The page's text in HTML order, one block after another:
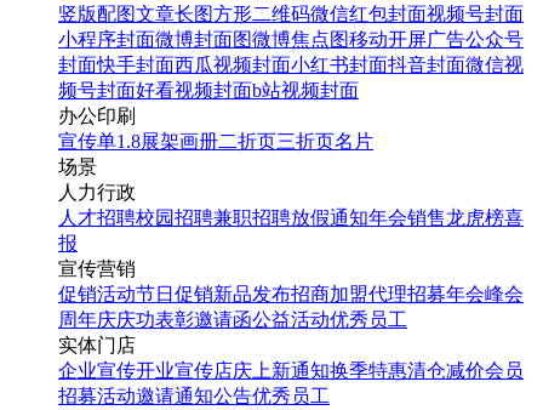
竖版配图文章长图方形二维码微信红包封面视频号封面
小程序封面微博封面图微博焦点图移动开屏广告公众号
封面快手封面西瓜视频封面小红书封面抖音封面微信视
频号封面好看视频封面b站视频封面
办公印刷
宣传单1.8展架画册二折页三折页名片
场景
人力行政
人才招聘校园招聘兼职招聘放假通知年会销售龙虎榜喜
报
宣传营销
促销活动节日促销新品发布招商加盟代理招募年会峰会
周年庆庆功表彰邀请函公益活动优秀员工
实体门店
企业宣传开业宣传店庆 上新通知换季特惠清仓减价会员
招募活动邀请通知公告优秀员工